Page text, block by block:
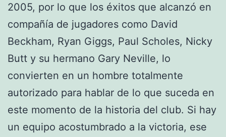
2005, por lo que los éxitos que alcanzó en
compañía de jugadores como David
Beckham, Ryan Giggs, Paul Scholes, Nicky
Butt y su hermano Gary Neville, lo
convierten en un hombre totalmente
autorizado para hablar de lo que suceda en
este momento de la historia del club. Si hay
un equipo acostumbrado a la victoria, ese